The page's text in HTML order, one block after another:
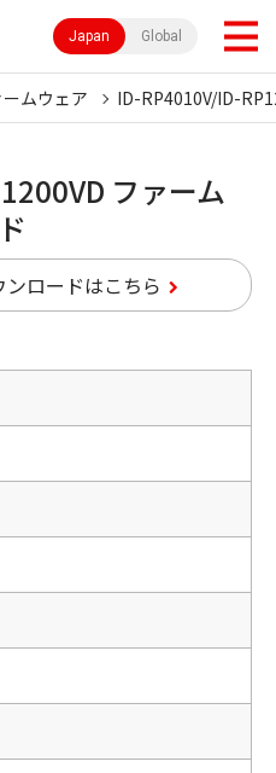
Japan Global
ームウェア ID-RP4010V/ID-
ファーム
ロードはこちら